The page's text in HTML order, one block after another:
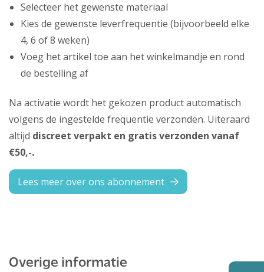
Selecteer het gewenste materiaal
Kies de gewenste leverfrequentie (bijvoorbeeld elke
4, 6 of 8 weken)
Voeg het artikel toe aan het winkelmandje en rond
de bestelling af
Na activatie wordt het gekozen product automatisch
volgens de ingestelde frequentie verzonden. Uiteraard
altijd discreet verpakt en gratis verzonden vanaf
€50,-.
Lees meer over ons abonnement
Overige informatie